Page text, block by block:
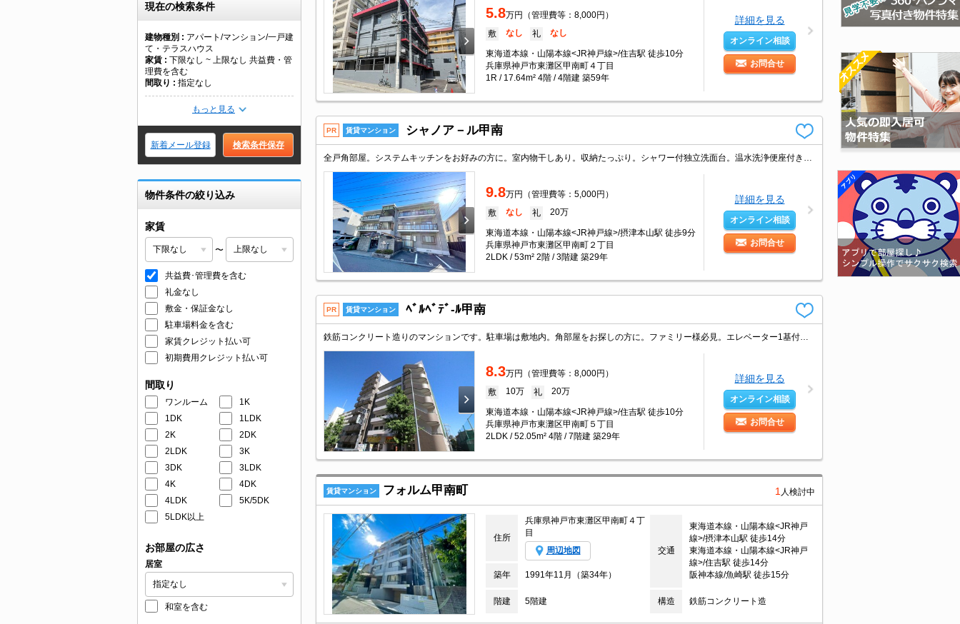
現在の検索条件
建物種別
アパート/マンション/一戸建
て・テラスハウス
家賃
下限なし ~ 上限なし 共益費・管
理費を含む
間取り
指定なし
もっと見る
新着メール登録 検索条件保存
物件条件の絞り込み
家賃
〜
共益費･管理費を含む
礼金なし
敷金・保証金なし
駐車場料金を含む
家賃クレジット払い可
初期費用クレジット払い可
間取り
ワンルーム
1K
1DK
1LDK
2K
2DK
2LDK
3K
3DK
3LDK
4K
4DK
4LDK
5K/5DK
5LDK以上
お部屋の広さ
居室
和室を含む
5.8万円（管理費等：8,000円）
敷 なし 礼 なし
東海道本線・山陽本線<JR神戸線>/住吉駅 徒歩10分
兵庫県神戸市東灘区甲南町４丁目
1R / 17.64m² 4階 / 4階建 築59年
詳細を見る
オンライン相談
お問合せ
PR 賃貸マンション シャノア－ル甲南
9.8万円（管理費等：5,000円）
敷 なし 礼 20万
東海道本線・山陽本線<JR神戸線>/摂津本山駅 徒歩9分
兵庫県神戸市東灘区甲南町２丁目
2LDK / 53m² 2階 / 3階建 築29年
詳細を見る
オンライン相談
お問合せ
PR 賃貸マンション ﾍﾞﾙﾍﾞﾃﾞ-ﾙ甲南
8.3万円（管理費等：8,000円）
敷 10万 礼 20万
東海道本線・山陽本線<JR神戸線>/住吉駅 徒歩10分
兵庫県神戸市東灘区甲南町５丁目
2LDK / 52.05m² 4階 / 7階建 築29年
詳細を見る
オンライン相談
お問合せ
賃貸マンション フォルム甲南町 1 人検討中
住所
兵庫県神戸市東灘区甲南町４丁
目
周辺地図 交通
東海道本線・山陽本線<JR神戸
線>/摂津本山駅 徒歩14分
東海道本線・山陽本線<JR神戸
線>/住吉駅 徒歩14分
阪神本線/魚崎駅 徒歩15分
築年 1991年11月（築34年）
階建 5階建 構造 鉄筋コンクリート造